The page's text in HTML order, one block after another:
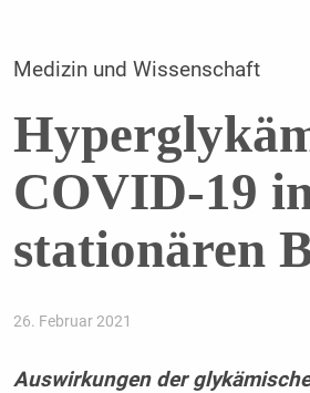
Medizin und Wissenschaft
COVID-19
stationären
26. Februar 2021
Auswirkungen der